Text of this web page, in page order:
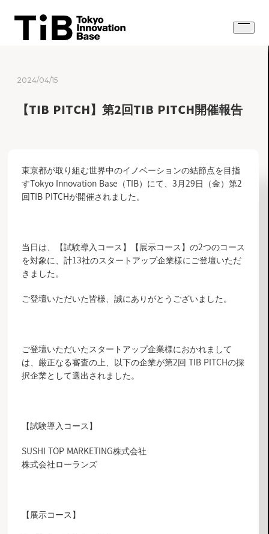
content
Open
2024/04/15
【TIB PITCH】第2回TIB PITCH開催報告
東京都が取り組む世界中のイノベーションの結節点を目指
すTokyo Innovation Base（TIB）にて、3月29日（金）第2
回TIB PITCHが開催されました。
当日は、【試験導入コース】【展示コース】の2つのコース
を対象に、計13社のスタートアップ企業様にご登壇いただ
きました。
ご登壇いただいた皆様、誠にありがとうございました。
ご登壇いただいたスタートアップ企業様におかれまして
は、厳正なる審査の上、以下の企業が第2回 TIB PITCHの採
択企業として選出されました。
【試験導入コース】
SUSHI TOP MARKETING株式会社
株式会社ローランズ
【展示コース】